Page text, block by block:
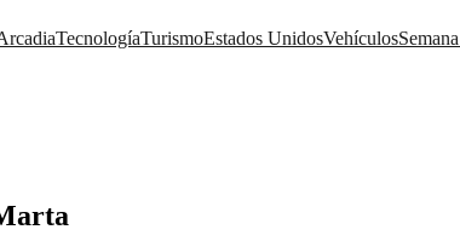
TecnologíaTurismoEstados UnidosVehículos